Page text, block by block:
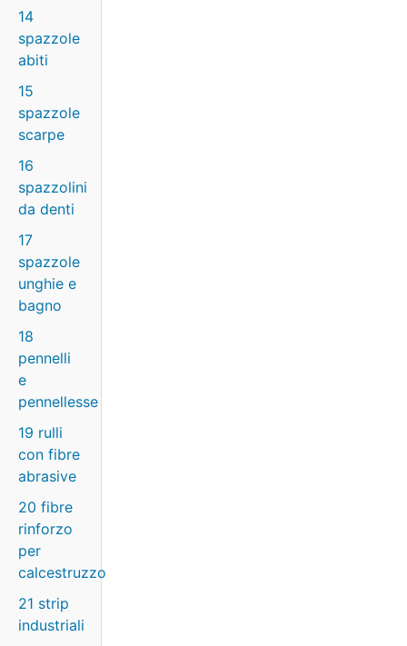
14
spazzole
abiti
15
spazzole
scarpe
16
spazzolini
da denti
17
spazzole
unghie e
bagno
18
pennelli
e
pennellesse
19 rulli
con fibre
abrasive
20 fibre
rinforzo
per
calcestruzzo
21 strip
industriali